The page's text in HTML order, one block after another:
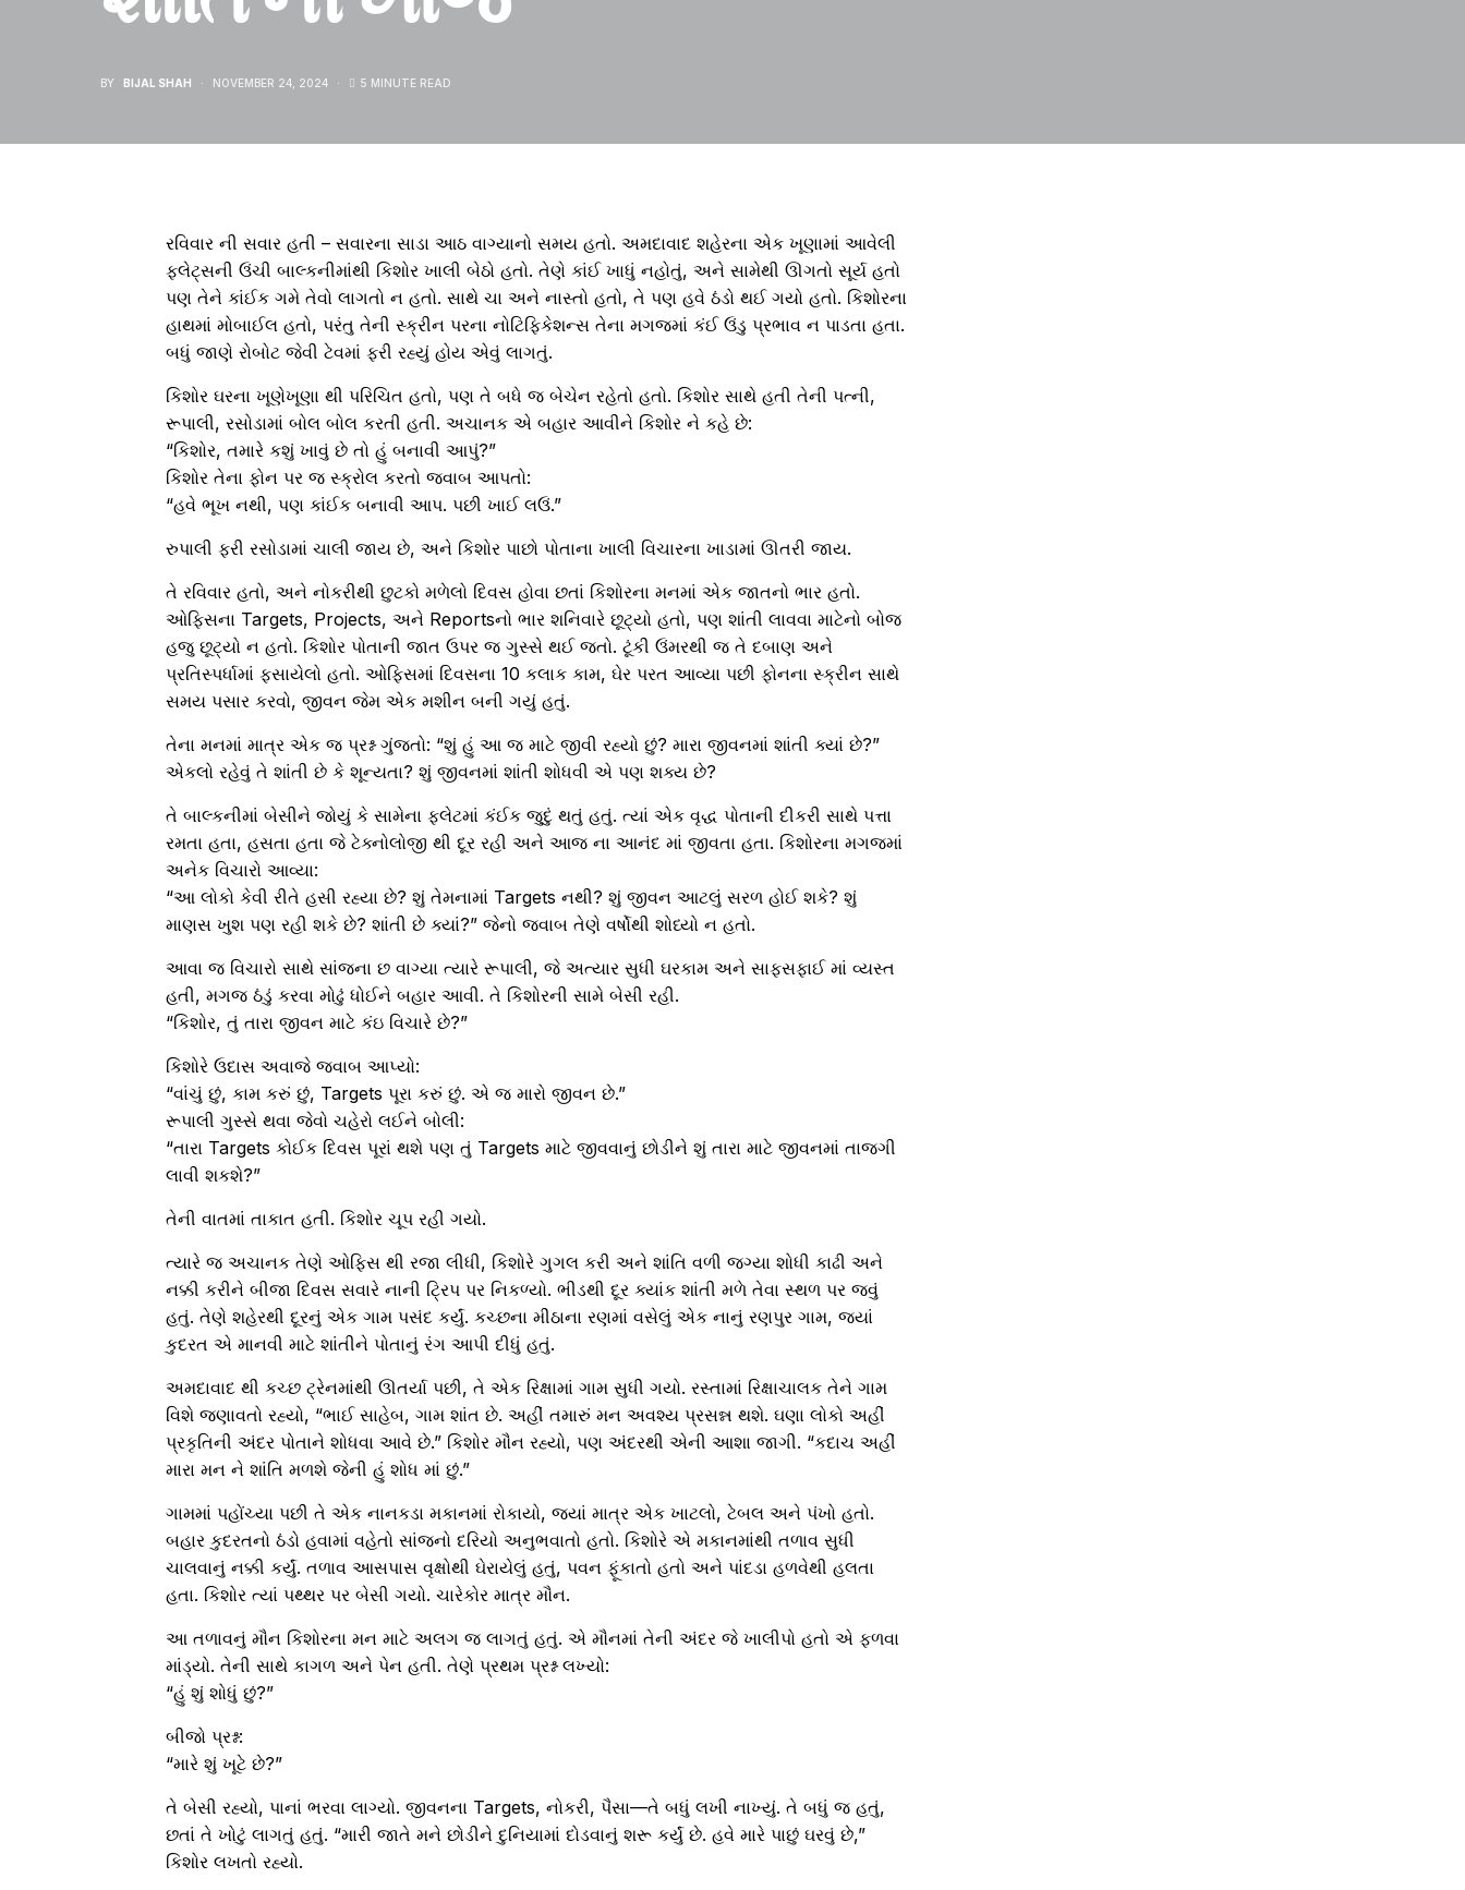
BY BIJAL SHAH NOVEMBER 24, 2024 5 MINUTE READ
રવિવાર ની સવાર હતી – સવારના સાડા આઠ વાગ્યાનો સમય હતો. અમદાવાદ શહેરના એક ખૂણામાં આવેલી
ફલેટ્સની ઉંચી બાલ્કનીમાંથી કિશોર ખાલી બેઠો હતો. તેણે કાંઈ ખાધું નહોતું, અને સામેથી ઊગતો સૂર્ય હતો
પણ તેને કાંઈક ગમે તેવો લાગતો ન હતો. સાથે ચા અને નાસ્તો હતો, તે પણ હવે ઠંડો થઈ ગયો હતો. કિશોરના
હાથમાં મોબાઈલ હતો, પરંતુ તેની સ્ક્રીન પરના નોટિફિકેશન્સ તેના મગજમાં કંઈ ઉંડુ પ્રભાવ ન પાડતા હતા.
બધું જાણે રોબોટ જેવી ટેવમાં ફરી રહ્યું હોય એવું લાગતું.
કિશોર ઘરના ખૂણેખૂણા થી પરિચિત હતો, પણ તે બધે જ બેચેન રહેતો હતો. કિશોર સાથે હતી તેની પત્ની,
રૂપાલી, રસોડામાં બોલ બોલ કરતી હતી. અચાનક એ બહાર આવીને કિશોર ને કહે છે:
“કિશોર, તમારે કશું ખાવું છે તો હું બનાવી આપું?”
કિશોર તેના ફોન પર જ સ્ક્રોલ કરતો જવાબ આપતો:
“હવે ભૂખ નથી, પણ કાંઈક બનાવી આપ. પછી ખાઈ લઉં.”
રુપાલી ફરી રસોડામાં ચાલી જાય છે, અને કિશોર પાછો પોતાના ખાલી વિચારના ખાડામાં ઊતરી જાય.
તે રવિવાર હતો, અને નોકરીથી છુટકો મળેલો દિવસ હોવા છતાં કિશોરના મનમાં એક જાતનો ભાર હતો.
ઓફિસના Targets, Projects, અને Reportsનો ભાર શનિવારે છૂટ્યો હતો, પણ શાંતી લાવવા માટેનો બોજ
હજુ છૂટ્યો ન હતો. કિશોર પોતાની જાત ઉપર જ ગુસ્સે થઈ જતો. ટૂંકી ઉંમરથી જ તે દબાણ અને
પ્રતિસ્પર્ધામાં ફસાયેલો હતો. ઓફિસમાં દિવસના 10 કલાક કામ, ઘેર પરત આવ્યા પછી ફોનના સ્ક્રીન સાથે
સમય પસાર કરવો, જીવન જેમ એક મશીન બની ગયું હતું.
તેના મનમાં માત્ર એક જ પ્રશ્ન ગુંજતો: “શું હું આ જ માટે જીવી રહ્યો છું? મારા જીવનમાં શાંતી ક્યાં છે?”
એકલો રહેવું તે શાંતી છે કે શૂન્યતા? શું જીવનમાં શાંતી શોધવી એ પણ શક્ય છે?
તે બાલ્કનીમાં બેસીને જોયું કે સામેના ફ્લેટમાં કંઈક જુદું થતું હતું. ત્યાં એક વૃદ્ધ પોતાની દીકરી સાથે પત્તા
રમતા હતા, હસતા હતા જે ટેક્નોલોજી થી દૂર રહી અને આજ ના આનંદ માં જીવતા હતા. કિશોરના મગજમાં
અનેક વિચારો આવ્યા:
“આ લોકો કેવી રીતે હસી રહ્યા છે? શું તેમનામાં Targets નથી? શું જીવન આટલું સરળ હોઈ શકે? શું
માણસ ખુશ પણ રહી શકે છે? શાંતી છે ક્યાં?” જેનો જવાબ તેણે વર્ષોથી શોધ્યો ન હતો.
આવા જ વિચારો સાથે સાંજના છ વાગ્યા ત્યારે રૂપાલી, જે અત્યાર સુધી ઘરકામ અને સાફસફાઈ માં વ્યસ્ત
હતી, મગજ ઠંડું કરવા મોઢું ધોઈને બહાર આવી. તે કિશોરની સામે બેસી રહી.
“કિશોર, તું તારા જીવન માટે કંઇ વિચારે છે?”
કિશોરે ઉદાસ અવાજે જવાબ આપ્યો:
“વાંચું છું, કામ કરું છું, Targets પૂરા કરું છું. એ જ મારો જીવન છે.”
રૂપાલી ગુસ્સે થવા જેવો ચહેરો લઈને બોલી:
“તારા Targets કોઈક દિવસ પૂરાં થશે પણ તું Targets માટે જીવવાનું છોડીને શું તારા માટે જીવનમાં તાજગી
લાવી શકશે?”
તેની વાતમાં તાકાત હતી. કિશોર ચૂપ રહી ગયો.
ત્યારે જ અચાનક તેણે ઓફિસ થી રજા લીધી, કિશોરે ગુગલ કરી અને શાંતિ વળી જગ્યા શોધી કાઢી અને
નક્કી કરીને બીજા દિવસ સવારે નાની ટ્રિપ પર નિકળ્યો. ભીડથી દૂર ક્યાંક શાંતી મળે તેવા સ્થળ પર જવું
હતું. તેણે શહેરથી દૂરનું એક ગામ પસંદ કર્યું. કચ્છના મીઠાના રણમાં વસેલું એક નાનું રણપુર ગામ, જ્યાં
કુદરત એ માનવી માટે શાંતીને પોતાનું રંગ આપી દીધું હતું.
અમદાવાદ થી કચ્છ ટ્રેનમાંથી ઊતર્યા પછી, તે એક રિક્ષામાં ગામ સુધી ગયો. રસ્તામાં રિક્ષાચાલક તેને ગામ
વિશે જણાવતો રહ્યો, “ભાઈ સાહેબ, ગામ શાંત છે. અહીં તમારું મન અવશ્ય પ્રસન્ન થશે. ઘણા લોકો અહીં
પ્રકૃતિની અંદર પોતાને શોધવા આવે છે.” કિશોર મૌન રહ્યો, પણ અંદરથી એની આશા જાગી. “કદાચ અહીં
મારા મન ને શાંતિ મળશે જેની હું શોધ માં છું.”
ગામમાં પહોંચ્યા પછી તે એક નાનકડા મકાનમાં રોકાયો, જ્યાં માત્ર એક ખાટલો, ટેબલ અને પંખો હતો.
બહાર કુદરતનો ઠંડો હવામાં વહેતો સાંજનો દરિયો અનુભવાતો હતો. કિશોરે એ મકાનમાંથી તળાવ સુધી
ચાલવાનું નક્કી કર્યું. તળાવ આસપાસ વૃક્ષોથી ઘેરાયેલું હતું, પવન ફૂંકાતો હતો અને પાંદડા હળવેથી હલતા
હતા. કિશોર ત્યાં પથ્થર પર બેસી ગયો. ચારેકોર માત્ર મૌન.
આ તળાવનું મૌન કિશોરના મન માટે અલગ જ લાગતું હતું. એ મૌનમાં તેની અંદર જે ખાલીપો હતો એ ફળવા
માંડ્યો. તેની સાથે કાગળ અને પેન હતી. તેણે પ્રથમ પ્રશ્ન લખ્યો:
“હું શું શોધું છું?”
બીજો પ્રશ્ન:
“મારે શું ખૂટે છે?”
તે બેસી રહ્યો, પાનાં ભરવા લાગ્યો. જીવનના Targets, નોકરી, પૈસા—તે બધું લખી નાખ્યું. તે બધું જ હતું,
છતાં તે ખોટું લાગતું હતું. “મારી જાતે મને છોડીને દુનિયામાં દોડવાનું શરૂ કર્યું છે. હવે મારે પાછું ઘરવું છે,”
કિશોર લખતો રહ્યો.